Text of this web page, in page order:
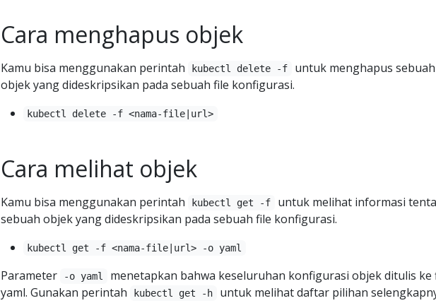
Cara menghapus objek
Kamu bisa menggunakan perintah kubectl delete -f
untuk menghapus sebuah
objek yang dideskripsikan pada sebuah file konfigurasi.
kubectl delete -f <nama-file|url>
Cara melihat objek
Kamu bisa menggunakan perintah kubectl get -f
untuk melihat informasi
sebuah objek yang dideskripsikan pada sebuah file konfigurasi.
kubectl get -f <nama-file|url> -o yaml
Parameter -o yaml
menetapkan bahwa keseluruhan konfigurasi objek ditulis ke
yaml. Gunakan perintah
kubectl get -h untuk melihat daftar pilihan